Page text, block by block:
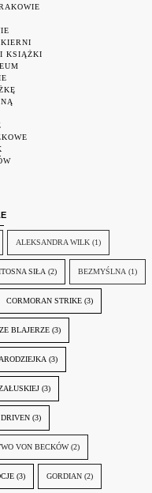
KSIĄŻKI
ALEKSANDRA WILK (1)
SIŁA (2) BEZMYŚLNA (1)
CORMORAN STRIKE (3)
BLAJERZE (3)
(3)
(3)
DRIVEN (3)
VON BECKÓW (2)
(3) GORDIAN (2)